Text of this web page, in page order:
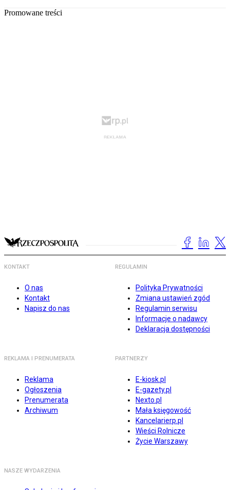
Promowane treści
KONTAKT
O nas
Kontakt
Napisz do nas
REGULAMIN
Polityka Prywatności
Zmiana ustawień zgód
Regulamin serwisu
Informacje o nadawcy
Deklaracja dostępności
REKLAMA I PRENUMERATA
Reklama
Ogłoszenia
Prenumerata
Archiwum
PARTNERZY
E-kiosk.pl
E-gazety.pl
Nexto.pl
Mała księgowość
Kancelarierp.pl
Wieści Rolnicze
Życie Warszawy
NASZE WYDARZENIA